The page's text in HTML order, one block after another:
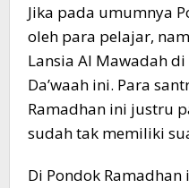
Jika pada umumnya
oleh para pelajar,
Lansia Al Mawadah
Da’waah ini. Para
Ramadhan ini justru
sudah tak memiliki
Di Pondok